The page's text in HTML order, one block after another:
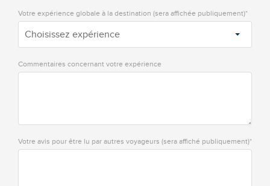
Votre expérience globale à la destination (sera affichée publiquement)*
Choisissez expérience
Commentaires concernant votre expérience
Votre avis pour être lu par autres voyageurs (sera affiché publiquement)*